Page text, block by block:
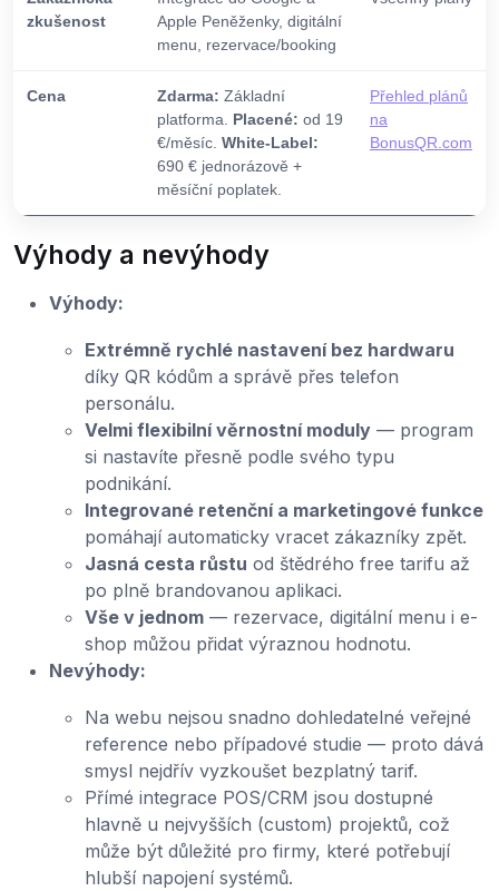
zkušenost
Apple Peněženky, digitální
menu, rezervace/booking
Cena Zdarma: Základní
platforma. Placené: od 19
€/měsíc. White-Label:
690 € jednorázově +
měsíční poplatek.
Přehled plánů
na
BonusQR.com
Výhody a nevýhody
Výhody:
Extrémně rychlé nastavení bez hardwaru
díky QR kódům a správě přes telefon
personálu.
Velmi flexibilní věrnostní moduly — program
si nastavíte přesně podle svého typu
podnikání.
Integrované retenční a marketingové funkce
pomáhají automaticky vracet zákazníky zpět.
Jasná cesta růstu od štědrého free tarifu až
po plně brandovanou aplikaci.
Vše v jednom — rezervace, digitální menu i e-
shop můžou přidat výraznou hodnotu.
Nevýhody:
Na webu nejsou snadno dohledatelné veřejné
reference nebo případové studie — proto dává
smysl nejdřív vyzkoušet bezplatný tarif.
Přímé integrace POS/CRM jsou dostupné
hlavně u nejvyšších (custom) projektů, což
může být důležité pro firmy, které potřebují
hlubší napojení systémů.